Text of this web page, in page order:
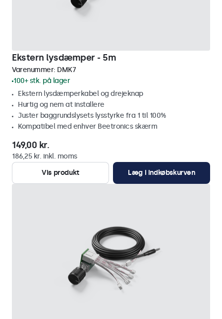
Ekstern lysdæmper - 5m
Varenummer: DMK7
100+ stk. på lager
Ekstern lysdæmperkabel og drejeknap
Hurtig og nem at installere
Juster baggrundslysets lysstyrke fra 1 til 100%
Kompatibel med enhver Beetronics skærm
149,00 kr.
186,25 kr. inkl. moms
Vis produkt
Læg i indkøbskurven